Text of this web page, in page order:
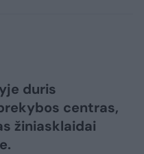
duris
centras,
žiniasklaidai